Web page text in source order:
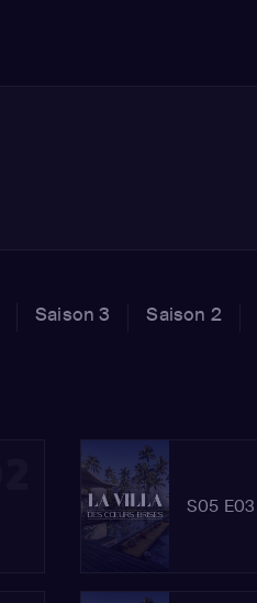
Saison 3 Saison 2
S05 E03